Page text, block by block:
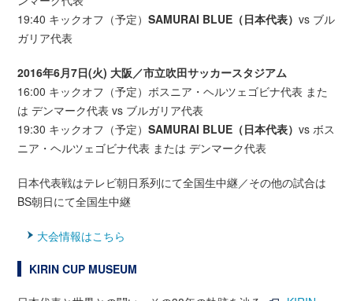
19:40 キックオフ（予定）SAMURAI BLUE（日本代表）vs ブル
ガリア代表
2016年6月7日(火) 大阪／市立吹田サッカースタジアム
16:00 キックオフ（予定）ボスニア・ヘルツェゴビナ代表 また
は デンマーク代表 vs ブルガリア代表
19:30 キックオフ（予定）SAMURAI BLUE（日本代表）vs ボス
ニア・ヘルツェゴビナ代表 または デンマーク代表
日本代表戦はテレビ朝日系列にて全国生中継／その他の試合は
BS朝日にて全国生中継
大会情報はこちら
KIRIN CUP MUSEUM